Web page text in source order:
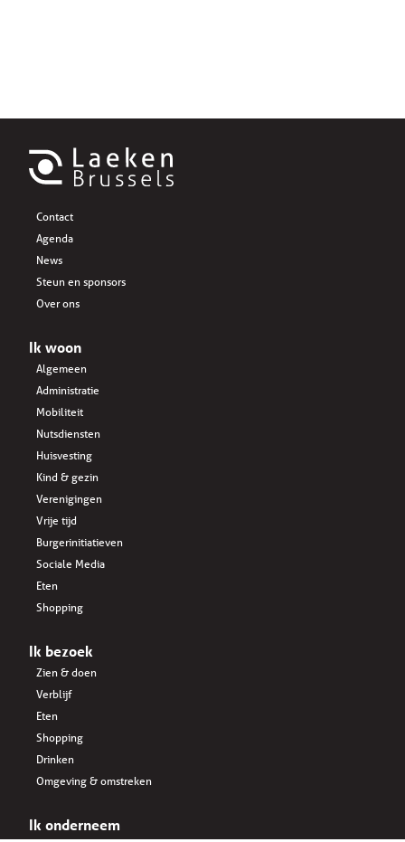
Contact
Agenda
News
Steun en sponsors
Over ons
Ik woon
Algemeen
Administratie
Mobiliteit
Nutsdiensten
Huisvesting
Kind & gezin
Verenigingen
Vrije tijd
Burgerinitiatieven
Sociale Media
Eten
Shopping
Ik bezoek
Zien & doen
Verblijf
Eten
Shopping
Drinken
Omgeving & omstreken
Ik onderneem